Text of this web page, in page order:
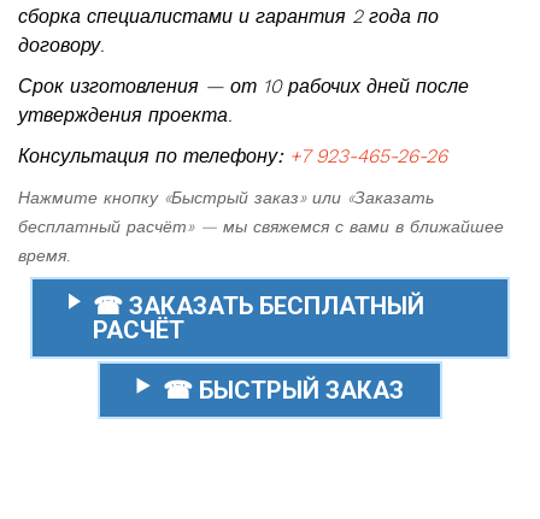
сборка специалистами и гарантия 2 года по
договору.
Срок изготовления — от 10 рабочих дней после
утверждения проекта.
Консультация по телефону: +7 923-465-26-26
Нажмите кнопку «Быстрый заказ» или «Заказать
бесплатный расчёт» — мы свяжемся с вами в ближайшее
время.
☎ ЗАКАЗАТЬ БЕСПЛАТНЫЙ
РАСЧЁТ
☎ БЫСТРЫЙ ЗАКАЗ